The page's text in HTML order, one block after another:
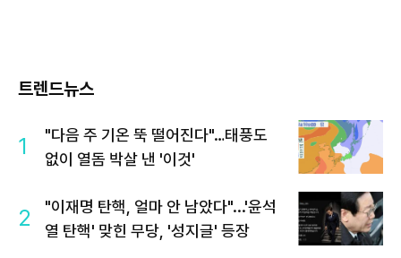
트렌드뉴스
1
"다음 주 기온 뚝 떨어진다"…태풍도
없이 열돔 박살 낸 '이것'
2
"이재명 탄핵, 얼마 안 남았다"...'윤석
열 탄핵' 맞힌 무당, '성지글' 등장